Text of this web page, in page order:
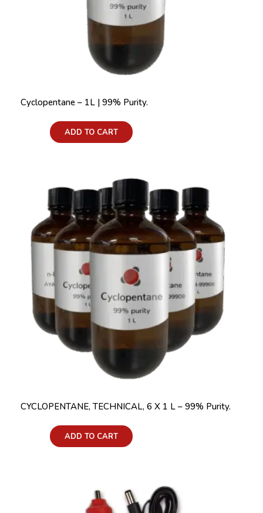
Cyclopentane – 1L | 99% Purity.
ADD TO CART
CYCLOPENTANE, TECHNICAL, 6 X 1 L – 99% Purity.
ADD TO CART